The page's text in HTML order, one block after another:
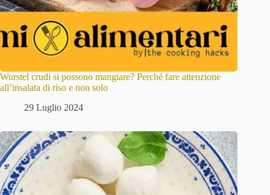
Wurstel crudi si possono mangiare? Perché fare attenzione
all’insalata di riso e non solo
29 Luglio 2024